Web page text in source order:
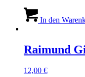
In den
Raimund
12,00 €